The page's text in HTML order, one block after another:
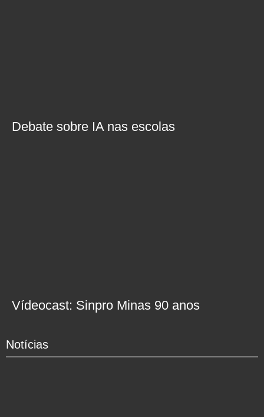
Debate sobre IA nas escolas
Vídeocast: Sinpro Minas 90 anos
Notícias